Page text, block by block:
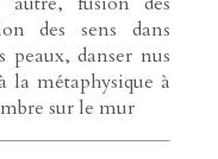
des sens dans
peaux, danser nus
la métaphysique à
sur le mur